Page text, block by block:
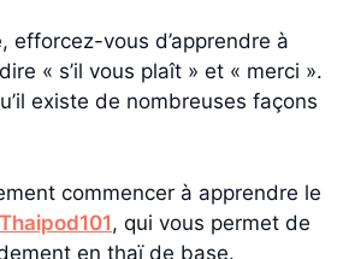
efforcez-vous d’apprendre à
« s’il vous plaît » et « merci ».
existe de nombreuses façons
commencer à apprendre le
Thaipod101, qui vous permet de
en thaï de base.